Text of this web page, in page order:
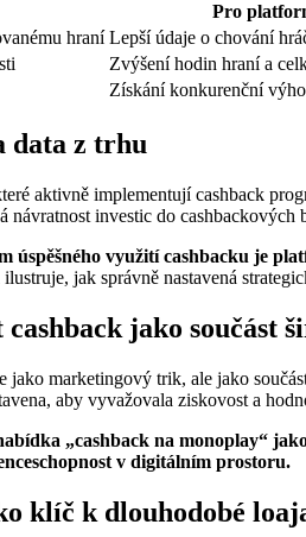
Pro
hraní Lepší údaje o chování
Zvýšení hodin hraní a
Získání konkurenční
data z trhu
aktivně implementují cashback
návratnost investic do
úspěšného využití cashbacku je
jak správně nastavená
jako součást
jako marketingový trik, ale jako
aby vyvažovala ziskovost a
„cashback na monoplay“
v digitálním prostoru.
klíč k dlouhodobé